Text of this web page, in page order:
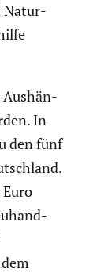
Natur­
Aushän­
In
den fünf